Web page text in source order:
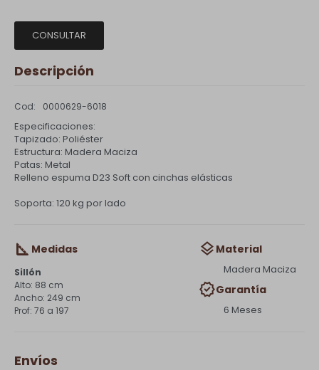
CONSULTAR
Descripción
0000629-6018
Especificaciones:
Tapizado: Poliéster
Estructura: Madera Maciza
Patas: Metal
Relleno espuma D23 Soft con cinchas elásticas
Soporta: 120 kg por lado
Medidas
Sillón
88 cm
249 cm
76 a 197
Material
Madera Maciza
Garantía
6 Meses
Envíos